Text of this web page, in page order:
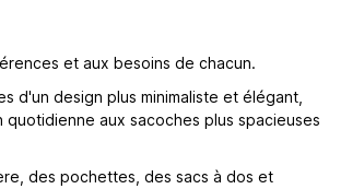
et aux besoins de chacun.
d'un design plus minimaliste et élégant,
aux sacoches plus spacieuses
des pochettes, des sacs à dos et